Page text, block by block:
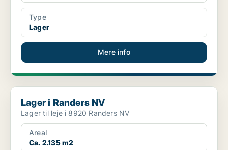
Type
Lager
Mere info
Lager i Randers NV
Lager i Randers NV
Lager til leje i 8920 Randers NV
Areal
Ca. 2.135 m2